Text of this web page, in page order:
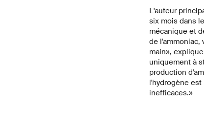
L'auteur
six mois dans
mécanique et
de l'ammoniac,
main»,
uniquement à
production
l'hydrogène
inefficaces.»